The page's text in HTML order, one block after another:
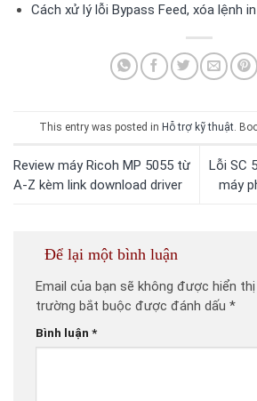
Cách xử lý lỗi Bypass Feed, xóa lệnh
This entry was posted in Hỗ trợ kỹ thuật.
Review máy Ricoh MP 5055 từ
A-Z kèm link download driver
Lỗi SC
máy
Để lại một bình luận
Email của bạn sẽ không được hiển
trường bắt buộc được đánh dấu *
Bình luận *